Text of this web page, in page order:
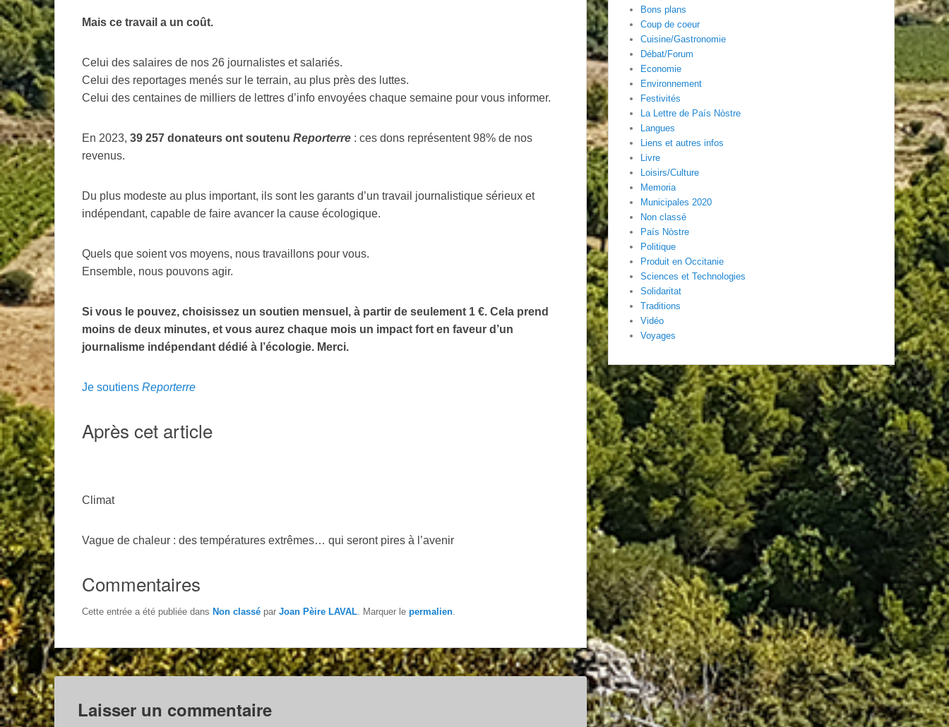
Mais ce travail a un coût.
Celui des salaires de nos 26 journalistes et salariés.
Celui des reportages menés sur le terrain, au plus près des luttes.
Celui des centaines de milliers de lettres d’info envoyées chaque semaine pour vous informer.
En 2023, 39 257 donateurs ont soutenu Reporterre : ces dons représentent 98% de nos
revenus.
Du plus modeste au plus important, ils sont les garants d’un travail journalistique sérieux et
indépendant, capable de faire avancer la cause écologique.
Quels que soient vos moyens, nous travaillons pour vous.
Ensemble, nous pouvons agir.
Si vous le pouvez, choisissez un soutien mensuel, à partir de seulement 1 €. Cela prend
moins de deux minutes, et vous aurez chaque mois un impact fort en faveur d’un
journalisme indépendant dédié à l’écologie. Merci.
Je soutiens Reporterre
Après cet article
Climat
Vague de chaleur : des températures extrêmes… qui seront pires à l’avenir
Commentaires
Cette entrée a été publiée dans Non classé par Joan Pèire LAVAL . Marquer le permalien
Laisser un commentaire
Bons plans
Coup de coeur
Cuisine/Gastronomie
Débat/Forum
Economie
Environnement
Festivités
La Lettre de País Nòstre
Langues
Liens et autres infos
Livre
Loisirs/Culture
Memoria
Municipales 2020
Non classé
País Nòstre
Politique
Produit en Occitanie
Sciences et Technologies
Solidaritat
Traditions
Vidéo
Voyages